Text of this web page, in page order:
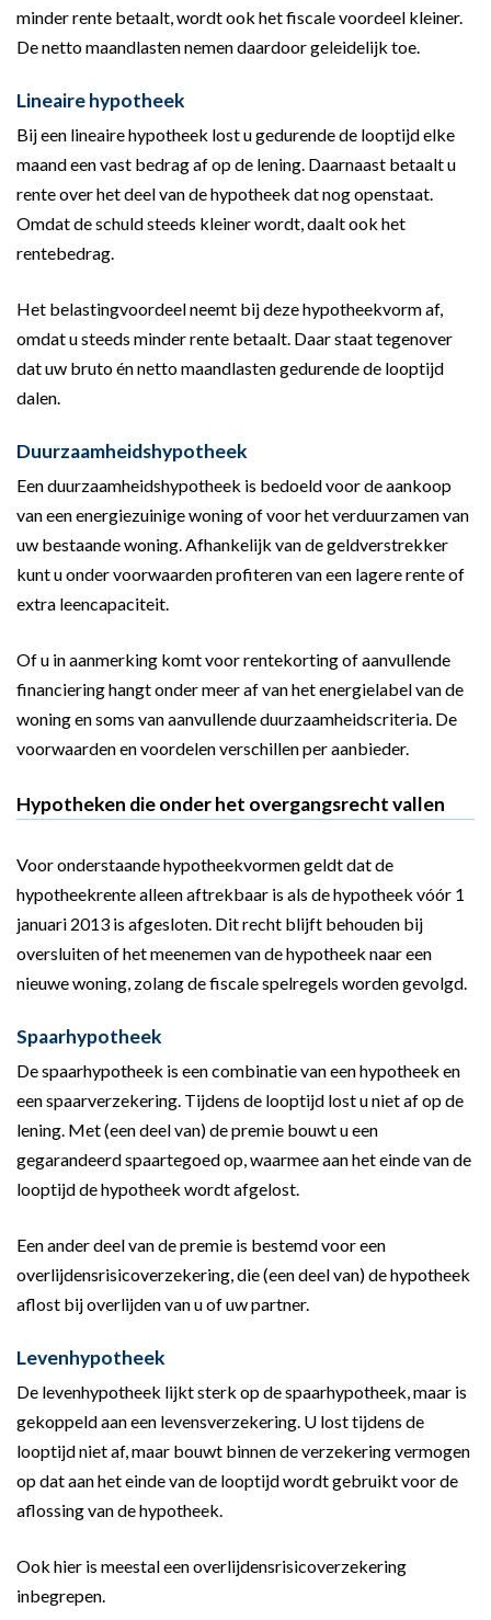
minder rente betaalt, wordt ook het fiscale voordeel kleiner.
De netto maandlasten nemen daardoor geleidelijk toe.
Lineaire hypotheek
Bij een lineaire hypotheek lost u gedurende de looptijd elke
maand een vast bedrag af op de lening. Daarnaast betaalt u
rente over het deel van de hypotheek dat nog openstaat.
Omdat de schuld steeds kleiner wordt, daalt ook het
rentebedrag.
Het belastingvoordeel neemt bij deze hypotheekvorm af,
omdat u steeds minder rente betaalt. Daar staat tegenover
dat uw bruto én netto maandlasten gedurende de looptijd
dalen.
Duurzaamheidshypotheek
Een duurzaamheidshypotheek is bedoeld voor de aankoop
van een energiezuinige woning of voor het verduurzamen van
uw bestaande woning. Afhankelijk van de geldverstrekker
kunt u onder voorwaarden profiteren van een lagere rente of
extra leencapaciteit.
Of u in aanmerking komt voor rentekorting of aanvullende
financiering hangt onder meer af van het energielabel van de
woning en soms van aanvullende duurzaamheidscriteria. De
voorwaarden en voordelen verschillen per aanbieder.
Hypotheken die onder het overgangsrecht vallen
Voor onderstaande hypotheekvormen geldt dat de
hypotheekrente alleen aftrekbaar is als de hypotheek vóór 1
januari 2013 is afgesloten. Dit recht blijft behouden bij
oversluiten of het meenemen van de hypotheek naar een
nieuwe woning, zolang de fiscale spelregels worden gevolgd.
Spaarhypotheek
De spaarhypotheek is een combinatie van een hypotheek en
een spaarverzekering. Tijdens de looptijd lost u niet af op de
lening. Met (een deel van) de premie bouwt u een
gegarandeerd spaartegoed op, waarmee aan het einde van de
looptijd de hypotheek wordt afgelost.
Een ander deel van de premie is bestemd voor een
overlijdensrisicoverzekering, die (een deel van) de hypotheek
aflost bij overlijden van u of uw partner.
Levenhypotheek
De levenhypotheek lijkt sterk op de spaarhypotheek, maar is
gekoppeld aan een levensverzekering. U lost tijdens de
looptijd niet af, maar bouwt binnen de verzekering vermogen
op dat aan het einde van de looptijd wordt gebruikt voor de
aflossing van de hypotheek.
Ook hier is meestal een overlijdensrisicoverzekering
inbegrepen.